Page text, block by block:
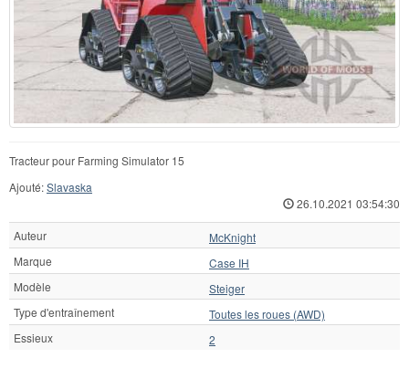
Tracteur pour Farming Simulator 15
Ajouté:Slavaska
26.10.2021 03:54:30
Auteur
McKnight
Marque
Case IH
Modèle
Steiger
Type d'entraînement
Toutes les roues (AWD)
Essieux
2